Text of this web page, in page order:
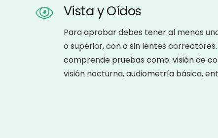
Vista y Oídos
Para aprobar debes tener al menos
o superior, con o sin lentes
comprende pruebas como: visión de
visión nocturna, audiometría básica,